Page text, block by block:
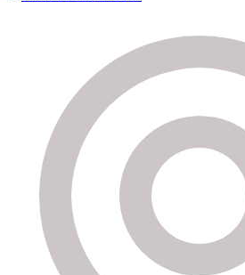
Limalou Creations